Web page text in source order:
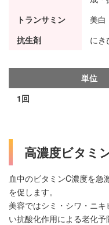
トランサミン
美白
抗生剤
にき
単位
1回
高濃度ビタミ
血中のビタミンC濃度を急
を促します。
美容ではシミ・シワ・ニ
い抗酸化作用による老化